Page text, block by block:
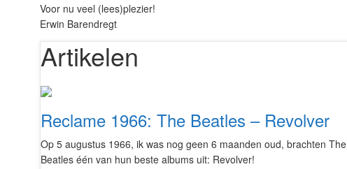
Voor nu veel (lees)plezier!
Erwin Barendregt
Artikelen
Reclame 1966: The Beatles – Revolver
Op 5 augustus 1966, ik was nog geen 6 maanden oud, brachten The
Beatles één van hun beste albums uit: Revolver!